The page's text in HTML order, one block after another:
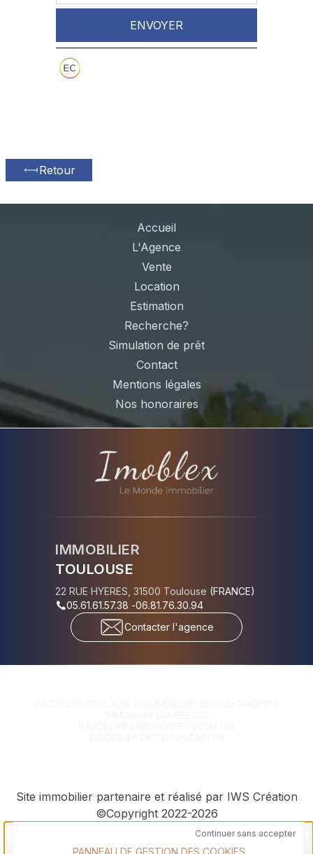
ENVOYER
Retour
Accueil
L'Agence
Vente
Location
Estimation
Recherche?
Simulation de prêt
Contact
Mentions légales
Nos honoraires
IMMOBILIER
TOULOUSE
22 RUE HYERES 31500 Toulouse (FRANCE)
05.61.61.57.38 -06.81.76.30.94
Contacter l'agence
Site immobilier partenaire et réalisé par IWS Création
©Copyright 2022-2026
Continuer sans accepter
PANNEAU DE GESTION DES COOKIES